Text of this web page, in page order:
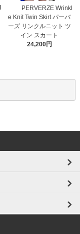
PERVERZE Wrinkl
e Knit Twin Skirt パーバ
ーズ リンクルニット ツ
イン スカート
24,200円